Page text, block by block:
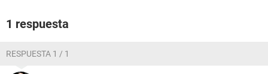
1 respuesta
RESPUESTA 1 / 1